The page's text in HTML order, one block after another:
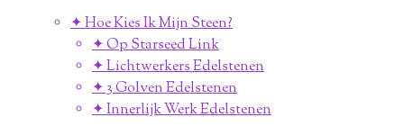
✦ Hoe Kies Ik Mijn Steen?
✦ Op Starseed Link
✦ Lichtwerkers Edelstenen
✦ 3 Golven Edelstenen
✦ Innerlijk Werk Edelstenen